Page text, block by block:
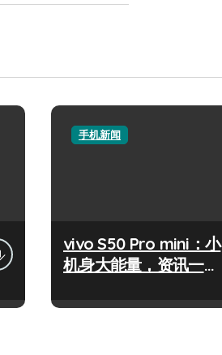
手机新闻
vivo S50 Pro mini：小
机身大能量，资讯一手